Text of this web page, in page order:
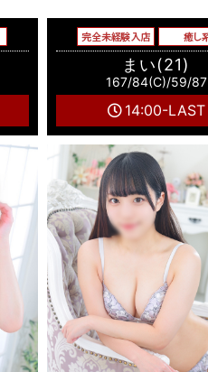
まい(21)
167/84(C)/59/87
14:00-LAST